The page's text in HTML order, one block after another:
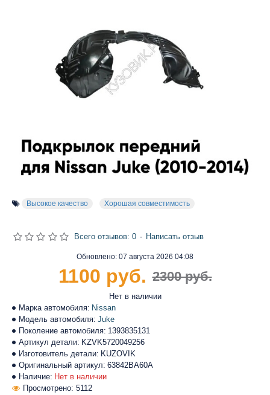
Высокое качество Хорошая совместимость
Наличие: Нет в наличии
Марка автомобиля: Nissan
Модель автомобиля: Juke
Поколение автомобиля: 1393835131
Артикул детали: KZVK5720049256
Изготовитель детали: KUZOVIK
Оригинальный артикул: 63842BA60A
Просмотрено: 5112
Обновлено: 07 августа 2026 04:08
Нет в наличии
Всего отзывов: 0 - Написать отзыв
2300 руб.
1100 руб.